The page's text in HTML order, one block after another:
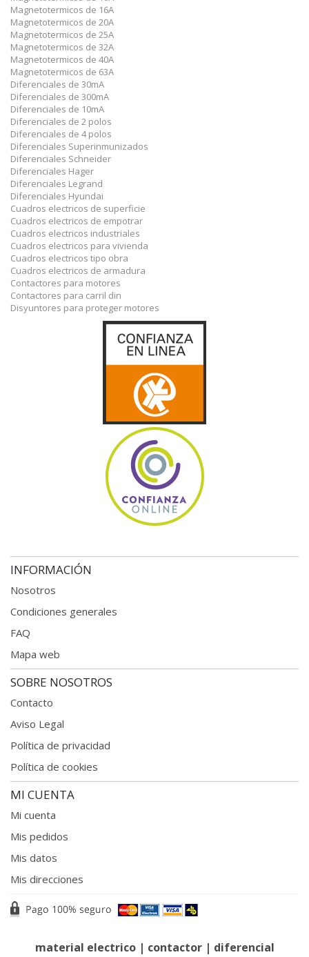
Magnetotermicos de 16A
Magnetotermicos de 20A
Magnetotermicos de 25A
Magnetotermicos de 32A
Magnetotermicos de 40A
Magnetotermicos de 63A
Diferenciales de 30mA
Diferenciales de 300mA
Diferenciales de 10mA
Diferenciales de 2 polos
Diferenciales de 4 polos
Diferenciales Superinmunizados
Diferenciales Schneider
Diferenciales Hager
Diferenciales Legrand
Diferenciales Hyundai
Cuadros electricos de superficie
Cuadros electricos de empotrar
Cuadros electricos industriales
Cuadros electricos para vivienda
Cuadros electricos tipo obra
Cuadros electricos de armadura
Contactores para motores
Contactores para carril din
Disyuntores para proteger motores
INFORMACIÓN
Nosotros
Condiciones generales
FAQ
Mapa web
SOBRE NOSOTROS
Contacto
Aviso Legal
Política de privacidad
Política de cookies
MI CUENTA
Mi cuenta
Mis pedidos
Mis datos
Mis direcciones
material electrico| contactor| diferencial